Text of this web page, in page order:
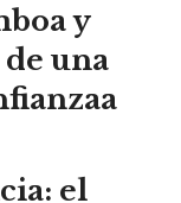
y
una
el